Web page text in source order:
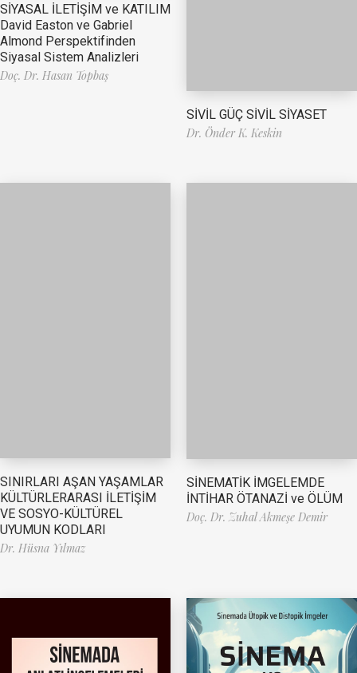
SİYASAL İLETİŞİM ve KATILIM
David Easton ve Gabriel
Almond Perspektifinden
Siyasal Sistem Analizleri
Doç. Dr. Hasan Topbaş
SİVİL GÜÇ SİVİL SİYASET
Dr. Önder K. Keskin
SINIRLARI AŞAN YAŞAMLAR
KÜLTÜRLERARASI İLETİŞİM
VE SOSYO-KÜLTÜREL
UYUMUN KODLARI
Dr. Hüsna Yılmaz
SİNEMATİK İMGELEMDE
İNTİHAR ÖTANAZİ ve ÖLÜM
Doç. Dr. Zuhal Akmeşe Demir